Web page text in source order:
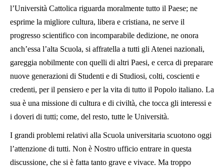
l’Università Cattolica riguarda moralmente tutto il Paese; ne
esprime la migliore cultura, libera e cristiana, ne serve il
progresso scientifico con incomparabile dedizione, ne onora
anch’essa l’alta Scuola, si affratella a tutti gli Atenei nazionali,
gareggia nobilmente con quelli di altri Paesi, e cerca di preparare
nuove generazioni di Studenti e di Studiosi, colti, coscienti e
credenti, per il pensiero e per la vita di tutto il Popolo italiano. La
sua è una missione di cultura e di civiltà, che tocca gli interessi e
i doveri di tutti; come, del resto, tutte le Università.
I grandi problemi relativi alla Scuola universitaria scuotono oggi
l’attenzione di tutti. Non è Nostro ufficio entrare in questa
discussione, che si è fatta tanto grave e vivace. Ma troppo